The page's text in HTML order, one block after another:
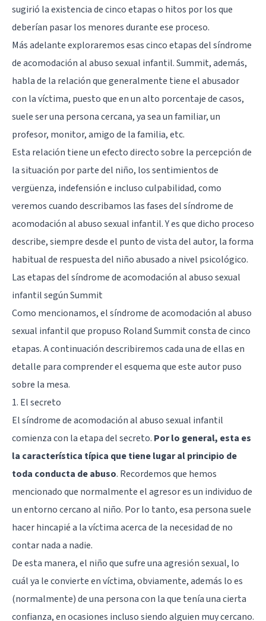
sugirió la existencia de cinco etapas o hitos por los que
deberían pasar los menores durante ese proceso.
Más adelante exploraremos esas cinco etapas del síndrome
de acomodación al abuso sexual infantil. Summit, además,
habla de la relación que generalmente tiene el abusador
con la víctima, puesto que en un alto porcentaje de casos,
suele ser una persona cercana, ya sea un familiar, un
profesor, monitor, amigo de la familia, etc.
Esta relación tiene un efecto directo sobre la percepción de
la situación por parte del niño, los sentimientos de
vergüenza, indefensión e incluso culpabilidad, como
veremos cuando describamos las fases del síndrome de
acomodación al abuso sexual infantil. Y es que dicho proceso
describe, siempre desde el punto de vista del autor, la forma
habitual de respuesta del niño abusado a nivel psicológico.
Las etapas del síndrome de acomodación al abuso sexual
infantil según Summit
Como mencionamos, el síndrome de acomodación al abuso
sexual infantil que propuso Roland Summit consta de cinco
etapas. A continuación describiremos cada una de ellas en
detalle para comprender el esquema que este autor puso
sobre la mesa.
1. El secreto
El síndrome de acomodación al abuso sexual infantil
comienza con la etapa del secreto. Por lo general, esta es
la característica típica que tiene lugar al principio de
toda conducta de abuso. Recordemos que hemos
mencionado que normalmente el agresor es un individuo de
un entorno cercano al niño. Por lo tanto, esa persona suele
hacer hincapié a la víctima acerca de la necesidad de no
contar nada a nadie.
De esta manera, el niño que sufre una agresión sexual, lo
cuál ya le convierte en víctima, obviamente, además lo es
(normalmente) de una persona con la que tenía una cierta
confianza, en ocasiones incluso siendo alguien muy cercano.